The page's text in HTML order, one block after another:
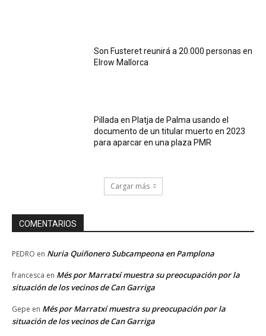
Son Fusteret reunirá a 20.000 personas en
Elrow Mallorca
Pillada en Platja de Palma usando el
documento de un titular muerto en 2023
para aparcar en una plaza PMR
Cargar más
COMENTARIOS
PEDRO en Nuria Quiñonero Subcampeona en Pamplona
francesca en Més por Marratxí muestra su preocupación por la
situación de los vecinos de Can Garriga
Gepe en Més por Marratxí muestra su preocupación por la
situación de los vecinos de Can Garriga